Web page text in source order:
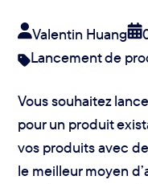
Valentin Huang
Lancement de
Vous souhaitez
pour un produit
vos produits avec
le meilleur moyen